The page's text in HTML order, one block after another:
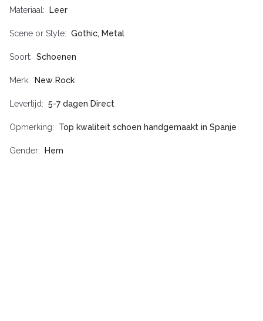
Materiaal Leer
Scene or Style Gothic, Metal
Soort Schoenen
Merk New Rock
Levertijd 5-7 dagen Direct
Opmerking Top kwaliteit schoen handgemaakt in Spanje
Gender Hem